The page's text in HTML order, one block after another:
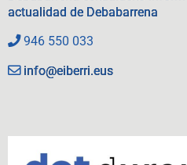
actualidad de Debabarrena
946 550 033
info@eiberri.eus